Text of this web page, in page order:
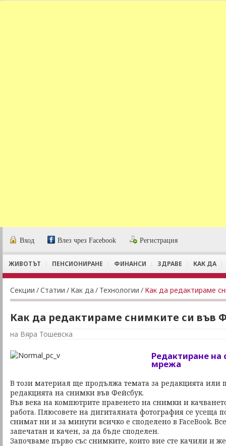
Вход Влез чрез Facebook Регистрация
ЖИВОТЪТ ПЕНСИОНИРАНЕ ФИНАНСИ ЗДРАВЕ КАК ДА
Секции /Статии / Как да / Технологии / Как да редактираме
Как да редактираме снимките си във
на Вяра Тошевска
Редактиране на
мрежа
В този материал ще продължа темата за редакцията или
редакцията на снимки във Фейсбук.
Във века на компютрите правенето на снимки и
работа. Плюсовете на дигиталната фотография се усеща
снимат ни и за минути всичко е споделено в FaceBook.
запечатан и качен, за да бъде споделен.
Започваме първо със снимките, които вие сте качили и